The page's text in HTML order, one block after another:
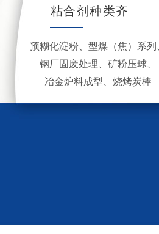
粘合剂种类齐
预糊化淀粉、 型煤（焦）系列
钢厂固废处理、 矿粉压球、
冶金炉料成型、烧烤炭棒